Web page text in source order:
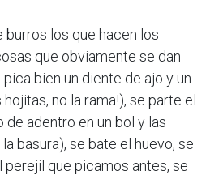
burros los que hacen los
que obviamente se dan
bien un diente de ajo y un
no la rama!), se parte el
de adentro en un bol y las
basura), se bate el huevo, se
perejil que picamos antes, se